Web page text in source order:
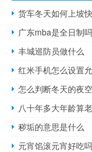
货车冬天如何上坡快
广东mba是全日制吗
丰城巡防员做什么
红米手机怎么设置
怎么判断冬天的夜空
八十年多大年龄算
秽垢的意思是什么
元宵馅滚元宵好吃吗